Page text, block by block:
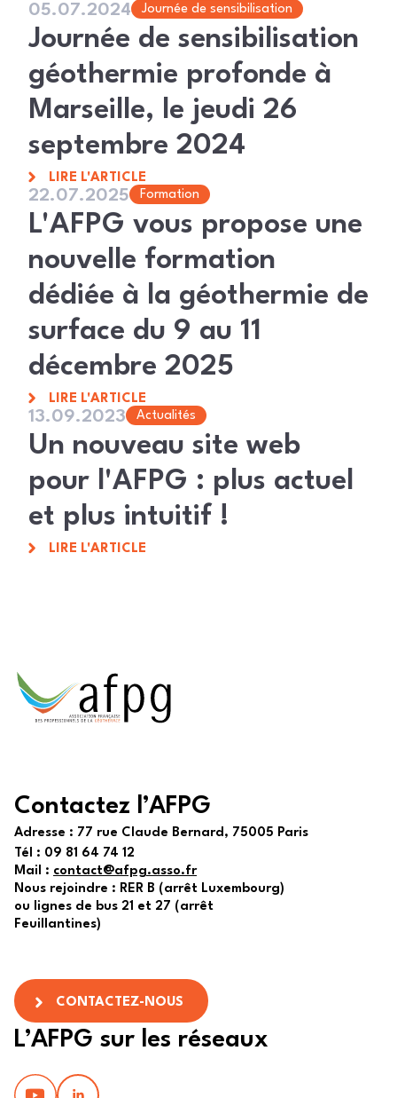
05.07.2024 Journée de sensibilisation
Journée de sensibilisation
géothermie profonde à
Marseille, le jeudi 26
septembre 2024
LIRE L'ARTICLE
22.07.2025 Formation
L'AFPG vous propose une
nouvelle formation
dédiée à la géothermie de
surface du 9 au 11
décembre 2025
LIRE L'ARTICLE
13.09.2023 Actualités
Un nouveau site web
pour l'AFPG : plus actuel
et plus intuitif !
LIRE L'ARTICLE
Contactez l’AFPG
Adresse : 77 rue Claude Bernard, 75005 Paris
Tél : 09 81 64 74 12
Mail : contact@afpg.asso.fr
Nous rejoindre : RER B (arrêt Luxembourg)
ou lignes de bus 21 et 27 (arrêt
Feuillantines)
CONTACTEZ-NOUS
L’AFPG sur les réseaux